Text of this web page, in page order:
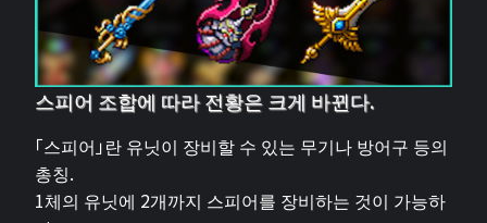
스피어 조합에 따라 전황은 크게 바뀐다.
「스피어」란 유닛이 장비할 수 있는 무기나 방어구 등의
총칭.
1체의 유닛에 2개까지 스피어를 장비하는 것이 가능하